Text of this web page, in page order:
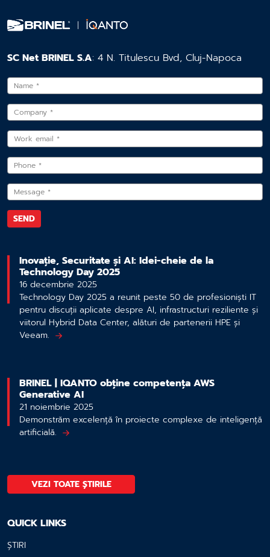
SC Net BRINEL S.A: 4 N. Titulescu Bvd, Cluj-Napoca
Inovație, Securitate și AI: Idei-cheie de la
Technology Day 2025
16 decembrie 2025
Technology Day 2025 a reunit peste 50 de profesioniști IT
pentru discuții aplicate despre AI, infrastructuri reziliente și
viitorul Hybrid Data Center, alături de partenerii HPE și
Veeam.
BRINEL | IQANTO obține competența AWS
Generative AI
21 noiembrie 2025
Demonstrăm excelență în proiecte complexe de inteligență
artificială.
VEZI TOATE ȘTIRILE
QUICK LINKS
ȘTIRI